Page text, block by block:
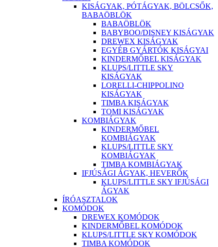
KISÁGYAK, PÓTÁGYAK, BÖLCSŐK,
BABAÖBLÖK
BABAÖBLÖK
BABYBOO/DISNEY KISÁGYAK
DREWEX KISÁGYAK
EGYÉB GYÁRTÓK KISÁGYAI
KINDERMŐBEL KISÁGYAK
KLUPS/LITTLE SKY
KISÁGYAK
LORELLI-CHIPPOLINO
KISÁGYAK
TIMBA KISÁGYAK
TOMI KISÁGYAK
KOMBIÁGYAK
KINDERMŐBEL
KOMBIÁGYAK
KLUPS/LITTLE SKY
KOMBIÁGYAK
TIMBA KOMBIÁGYAK
IFJÚSÁGI ÁGYAK, HEVERŐK
KLUPS/LITTLE SKY IFJÚSÁGI
ÁGYAK
ÍRÓASZTALOK
KOMÓDOK
DREWEX KOMÓDOK
KINDERMŐBEL KOMÓDOK
KLUPS/LITTLE SKY KOMÓDOK
TIMBA KOMÓDOK